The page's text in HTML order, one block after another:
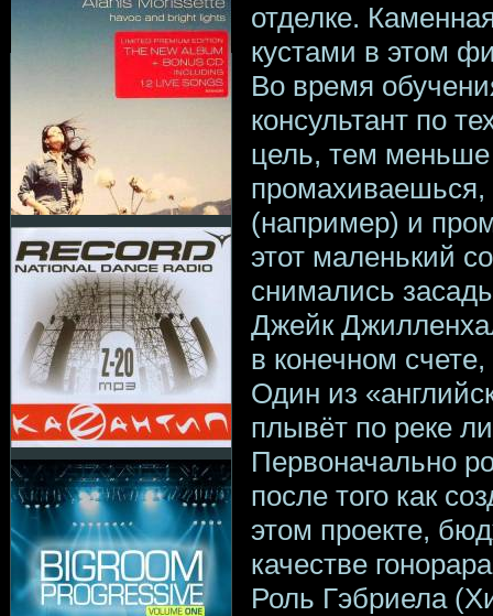
отделке.
кустами в этом
Во время
консультант по
цель, тем
промахиваешься,
(например) и
этот маленький
снимались
Джейк
в конечном
Один из
плывёт по реке
Первоначально
после того как
этом проекте,
качестве
Роль Гэбриела